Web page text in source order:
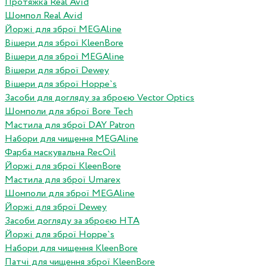
Шомпол Real Avid
Йоржі для зброї MEGAline
Вішери для зброї KleenBore
Вішери для зброї MEGAline
Вішери для зброї Dewey
Вішери для зброї Hoppe`s
Засоби для догляду за зброєю Vector Optics
Шомполи для зброї Bore Tech
Мастила для зброї DAY Patron
Набори для чищення MEGAline
Фарба маскувальна RecOil
Йоржі для зброї KleenBore
Мастила для зброї Umarex
Шомполи для зброї MEGAline
Йоржі для зброї Dewey
Засоби догляду за зброєю HTA
Йоржі для зброї Hoppe`s
Набори для чищення KleenBore
Патчі для чищення зброї KleenBore